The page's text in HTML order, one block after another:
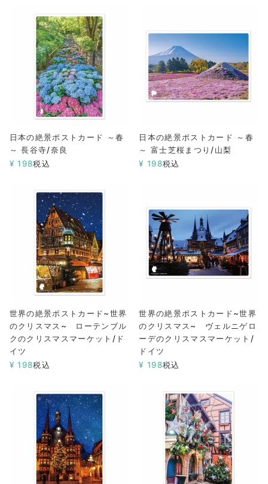
日本の絶景ポストカード ～春
～ 長谷寺/奈良
¥ 198税込
日本の絶景ポストカード ～春
～ 富士芝桜まつり/山梨
¥ 198税込
世界の絶景ポストカード~世界
のクリスマス~ ローテンブル
クのクリスマスマーケット/ド
イツ
¥ 198税込
世界の絶景ポストカード~世界
のクリスマス~ ヴェルニゲロ
ーデのクリスマスマーケット/
ドイツ
¥ 198税込